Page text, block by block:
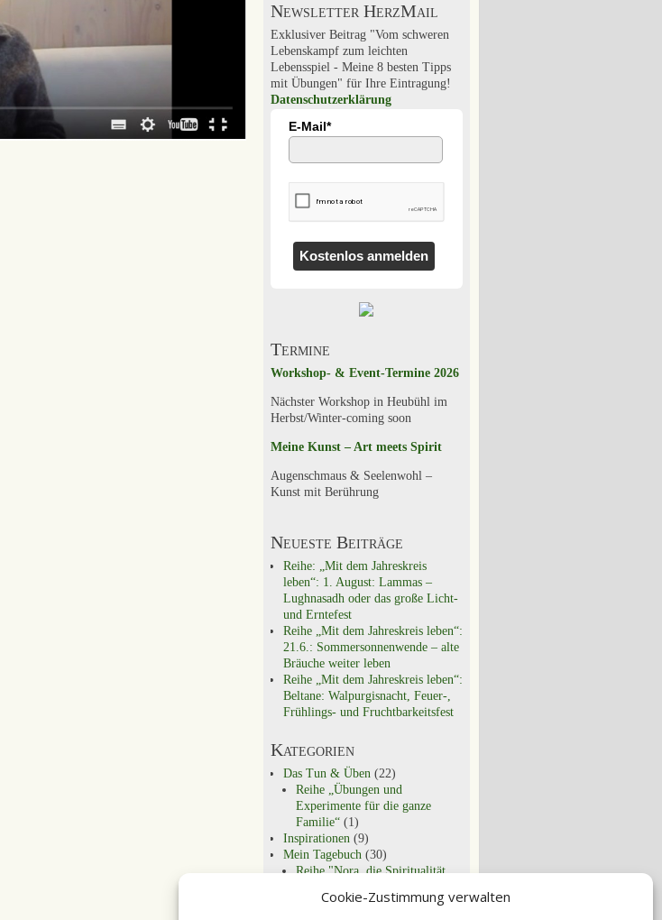
Cookie-Zustimmung verwalten
Newsletter HerzMail
Exklusiver Beitrag "Vom schweren
Lebenskampf zum leichten
Lebensspiel - Meine 8 besten Tipps
mit Übungen" für Ihre Eintragung!
Datenschutzerklärung
E-Mail*
Kostenlos anmelden
Termine
Workshop- & Event-Termine 2026
Nächster Workshop in Heubühl im
Herbst/Winter-coming soon
Meine Kunst – Art meets Spirit
Augenschmaus & Seelenwohl –
Kunst mit Berührung
Neueste Beiträge
Reihe: „Mit dem Jahreskreis
leben“: 1. August: Lammas –
Lughnasadh oder das große Licht-
und Erntefest
Reihe „Mit dem Jahreskreis leben“:
21.6.: Sommersonnenwende – alte
Bräuche weiter leben
Reihe „Mit dem Jahreskreis leben“:
Beltane: Walpurgisnacht, Feuer-,
Frühlings- und Fruchtbarkeitsfest
Kategorien
Das Tun & Üben(22)
Reihe „Übungen und
Experimente für die ganze
Familie“(1)
Inspirationen(9)
Mein Tagebuch(30)
Reihe "Nora, die Spiritualität
Schon entdeckt?(29)